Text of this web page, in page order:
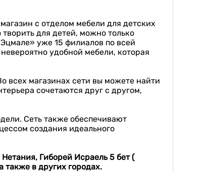
с отделом мебели для детских
для детей, можно только
уже 15 филиалов по всей
удобной мебели, которая
всех магазинах сети вы можете найти
сочетаются друг с другом,
Сеть также обеспечивают
создания идеального
Гиборей Исраель 5 бет (
в других городах.